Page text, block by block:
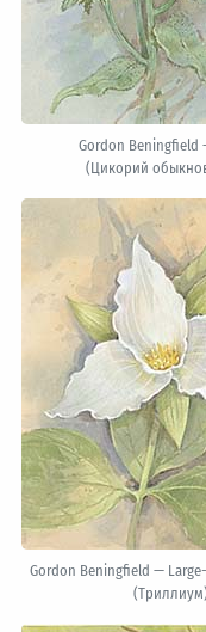
Gordon Beningfield
(Цикорий
Gordon Beningfield —